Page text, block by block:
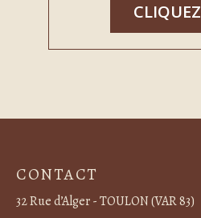
CONTACT
32 Rue d’Alger - TOULON (VAR 83)